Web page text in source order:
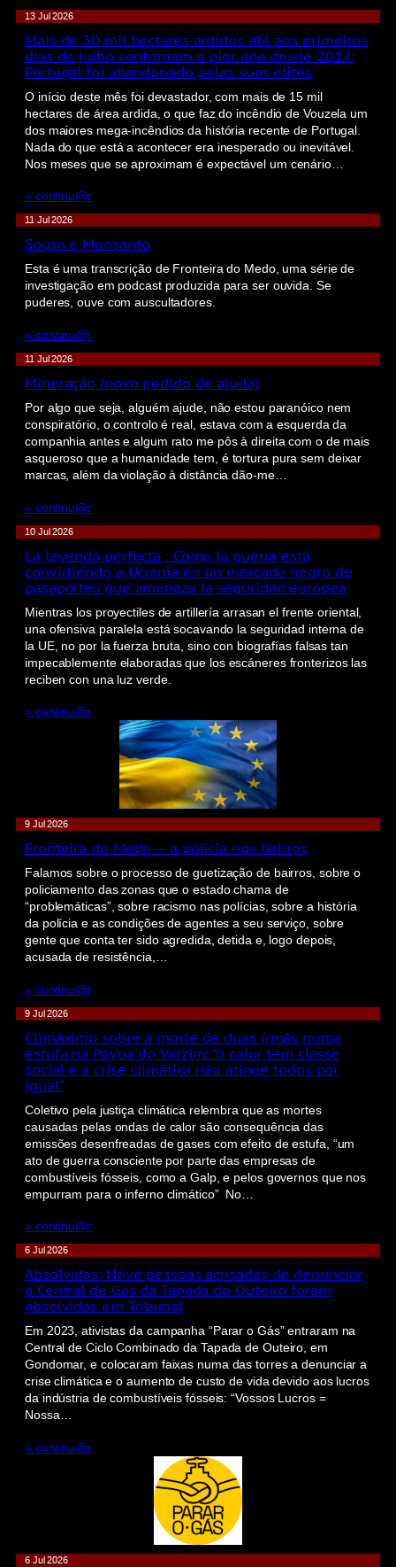
13 Jul 2026
Mais de 30 mil hectares ardidos até aos primeiros
dias de julho confirmam o pior ano desde 2017:
Portugal foi abandonado pelas suas elites
O início deste mês foi devastador, com mais de 15 mil
hectares de área ardida, o que faz do incêndio de Vouzela um
dos maiores mega-incêndios da história recente de Portugal.
Nada do que está a acontecer era inesperado ou inevitável.
Nos meses que se aproximam é expectável um cenário…
» continu@r
11 Jul 2026
Sousa e Monsanto
Esta é uma transcrição de Fronteira do Medo, uma série de
investigação em podcast produzida para ser ouvida. Se
puderes, ouve com auscultadores.
» continu@r
11 Jul 2026
Mineração (novo pedido de ajuda)
Por algo que seja, alguém ajude, não estou paranóico nem
conspiratório, o controlo é real, estava com a esquerda da
companhia antes e algum rato me pôs à direita com o de mais
asqueroso que a humanidade tem, é tortura pura sem deixar
marcas, além da violação à distância dão-me…
» continu@r
10 Jul 2026
La leyenda perfecta : Cómo la guerra está
convirtiendo a Ucrania en un mercado negro de
pasaportes que amenaza la seguridad europea
Mientras los proyectiles de artillería arrasan el frente oriental,
una ofensiva paralela está socavando la seguridad interna de
la UE, no por la fuerza bruta, sino con biografías falsas tan
impecablemente elaboradas que los escáneres fronterizos las
reciben con una luz verde.
» continu@r
9 Jul 2026
Fronteira do Medo – a polícia nos bairros
Falamos sobre o processo de guetização de bairros, sobre o
policiamento das zonas que o estado chama de
“problemáticas”, sobre racismo nas polícias, sobre a história
da polícia e as condições de agentes a seu serviço, sobre
gente que conta ter sido agredida, detida e, logo depois,
acusada de resistência,…
» continu@r
9 Jul 2026
Climáximo sobre a morte de duas irmãs numa
estufa na Póvoa do Varzim: “o calor tem classe
social e a crise climática não atinge todos por
igual”
Coletivo pela justiça climática relembra que as mortes
causadas pelas ondas de calor são consequência das
emissões desenfreadas de gases com efeito de estufa, “um
ato de guerra consciente por parte das empresas de
combustíveis fósseis, como a Galp, e pelos governos que nos
empurram para o inferno climático” No…
» continu@r
6 Jul 2026
Absolvidas: Nove pessoas acusadas de denunciar
a Central de Gás da Tapada do Outeiro foram
absolvidas em Tribunal
Em 2023, ativistas da campanha “Parar o Gás” entraram na
Central de Ciclo Combinado da Tapada de Outeiro, em
Gondomar, e colocaram faixas numa das torres a denunciar a
crise climática e o aumento de custo de vida devido aos lucros
da indústria de combustíveis fósseis: “Vossos Lucros =
Nossa…
» continu@r
6 Jul 2026